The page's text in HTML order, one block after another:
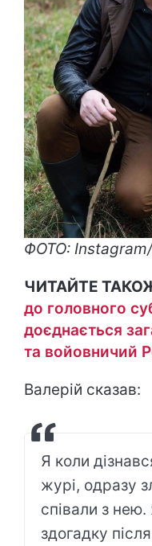
ФОТО:
ЧИТАЙТЕ
до головного
доєднається
та войовничий
Валерій сказав:
Я коли
журі, одразу
співали з
здогадку